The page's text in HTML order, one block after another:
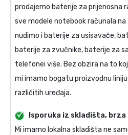
prodajemo baterije za prijenosna
sve modele notebook računala
nudimo i baterije za usisavače,
baterije za zvučnike, baterije za
telefonei više. Bez obzira na to
mi imamo bogatu proizvodnu
različitih uređaja.
Isporuka iz skladišta,
Mi imamo lokalna skladišta ne